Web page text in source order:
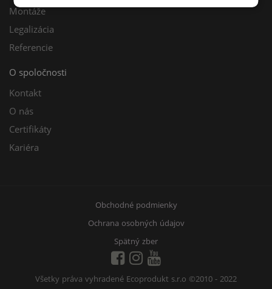
Montáže
Legalizácia
Referencie
O spoločnosti
Kontakt
O nás
Certifikáty
Kariéra
Obchodné podmienky
Ochrana osobných údajov
Spätný zber
Všetky práva vyhradené Ecoprodukt s.r.o ©2010 - 2022